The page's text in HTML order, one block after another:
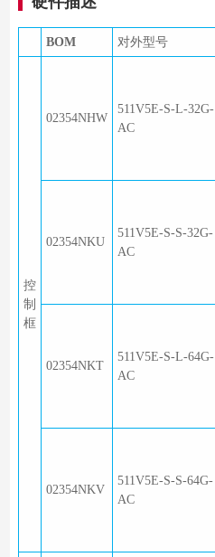
BOM 对外型号
控
制
框
02354NHW
511V5E-S-L-32G-
AC
02354NKU
511V5E-S-S-32G-
AC
02354NKT
511V5E-S-L-64G-
AC
02354NKV
511V5E-S-S-64G-
AC